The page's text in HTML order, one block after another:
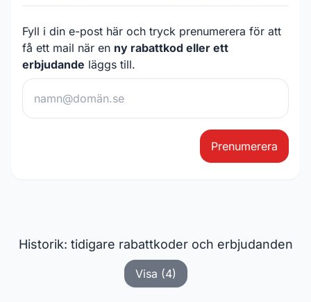
Fyll i din e-post här och tryck prenumerera för att
få ett mail när en ny rabattkod eller ett
erbjudande läggs till.
Prenumerera
Historik: tidigare rabattkoder och erbjudanden
Visa (4)